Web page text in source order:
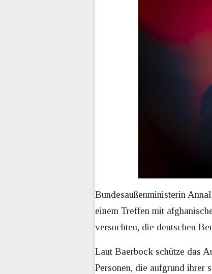
Bundesaußenministerin
einem Treffen mit
versuchten, die deutschen
Laut Baerbock schütze das
Personen, die aufgrund ihrer